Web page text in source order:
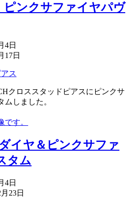
ンクサファイヤパヴ
4日
17日
ス
クロススタッドピアスにピンクサ
ムしました。
イヤ＆ピンクサファ
タム
4日
23日